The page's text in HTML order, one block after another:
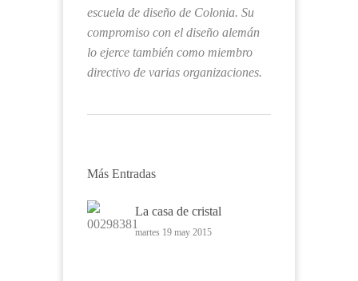
escuela de diseño de Colonia. Su
compromiso con el diseño alemán
lo ejerce también como miembro
directivo de varias organizaciones.
Más Entradas
La casa de cristal
martes 19 may 2015